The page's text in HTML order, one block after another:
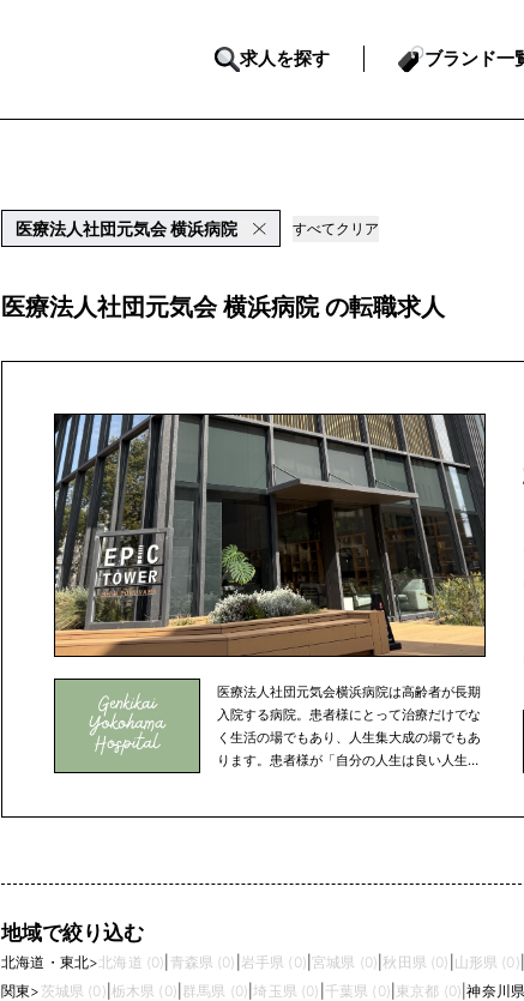
求人を探す ブランド一
医療法人社団元気会 横浜病院 すべてクリア
医療法人社団元気会 横浜病院 の転職求人
医療法人社団元気会横浜病院は高齢者が長期
入院する病院。患者様にとって治療だけでな
く生活の場でもあり、人生集大成の場でもあ
ります。患者様が「自分の人生は良い人生だ
地域で絞り込む
北海道・東北> 北海道 (0) 青森県 (0) 岩手県 (0) |宮城県 (0) |秋田県 (0) 山形県 (0)
関東> 茨城県 (0) 栃木県 (0) 群馬県 (0) |埼玉県 (0) 千葉県 (0) 東京都 (0) |神奈川